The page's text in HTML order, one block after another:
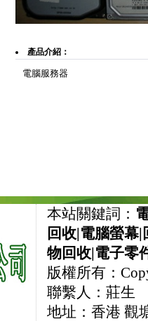
產品介紹：
電腦服務器
本站關鍵詞：
回收|電腦螢幕|
物回收|電子零
版權所有：
聯繫人：莊生
地址：香港 觀